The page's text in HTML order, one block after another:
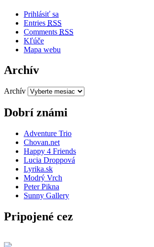
Prihlásiť sa
Entries RSS
Comments RSS
Kľúče
Mapa webu
Archív
Archív
Dobrí známi
Adventure Trio
Chovan.net
Happy 4 Friends
Lucia Droppová
Lyrika.sk
Modrý Vrch
Peter Pikna
Sunny Gallery
Pripojené cez